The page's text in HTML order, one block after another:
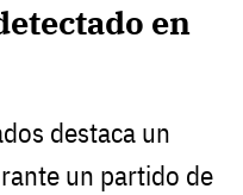
en
destaca un
un partido de